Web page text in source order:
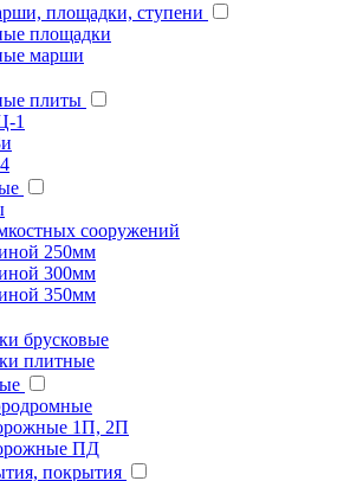
площадки, ступени
площадки
марши
плиты
1
сооружений
250мм
300мм
350мм
брусковые
плитные
1П, 2П
ПД
покрытия